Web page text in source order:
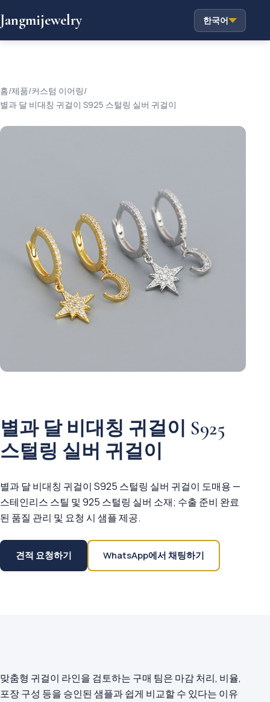
Jangmijewelry 한국어
홈/제품/커스텀 이어링/
별과 달 비대칭 귀걸이 S925 스털링 실버 귀걸이
별과 달 비대칭 귀걸이 S925
스털링 실버 귀걸이
별과 달 비대칭 귀걸이 S925 스털링 실버 귀걸이 도매용 —
스테인리스 스틸 및 925 스털링 실버 소재; 수출 준비 완료
된 품질 관리 및 요청 시 샘플 제공.
견적 요청하기 WhatsApp에서 채팅하기
맞춤형 귀걸이 라인을 검토하는 구매 팀은 마감 처리, 비율,
포장 구성 등을 승인된 샘플과 쉽게 비교할 수 있다는 이유